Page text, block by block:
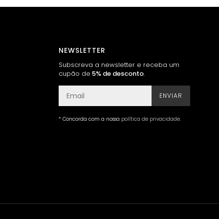
NEWSLETTER
Subscreva a newsletter e receba um
cupão de 5% de desconto.
ENVIAR
* Concorda com a nossa política de privacidade.